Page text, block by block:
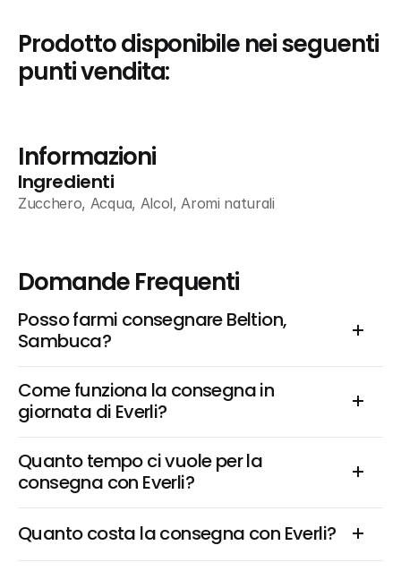
Prodotto disponibile nei seguenti
punti vendita:
Informazioni
Ingredienti
Zucchero, Acqua, Alcol, Aromi naturali
Domande Frequenti
Posso farmi consegnare Beltion,
Sambuca?
Come funziona la consegna in
giornata di Everli?
Quanto tempo ci vuole per la
consegna con Everli?
Quanto costa la consegna con Everli?